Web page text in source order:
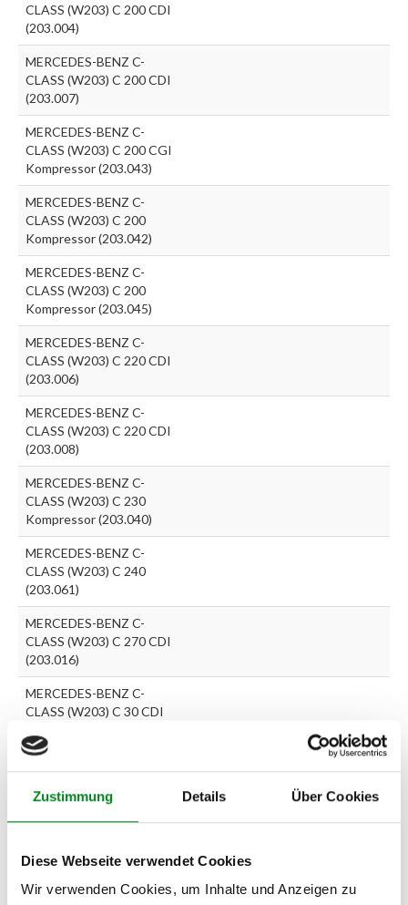
Zustimmung Details Über Cookies
Diese Webseite verwendet Cookies
Wir verwenden Cookies, um Inhalte und Anzeigen zu
CLASS (W203) C 200 CDI
(203.004)
MERCEDES-BENZ C-
CLASS (W203) C 200 CDI
(203.007)
MERCEDES-BENZ C-
CLASS (W203) C 200 CGI
Kompressor (203.043)
MERCEDES-BENZ C-
CLASS (W203) C 200
Kompressor (203.042)
MERCEDES-BENZ C-
CLASS (W203) C 200
Kompressor (203.045)
MERCEDES-BENZ C-
CLASS (W203) C 220 CDI
(203.006)
MERCEDES-BENZ C-
CLASS (W203) C 220 CDI
(203.008)
MERCEDES-BENZ C-
CLASS (W203) C 230
Kompressor (203.040)
MERCEDES-BENZ C-
CLASS (W203) C 240
(203.061)
MERCEDES-BENZ C-
CLASS (W203) C 270 CDI
(203.016)
MERCEDES-BENZ C-
CLASS (W203) C 30 CDI
Kompressor (203.065)
(203.064)